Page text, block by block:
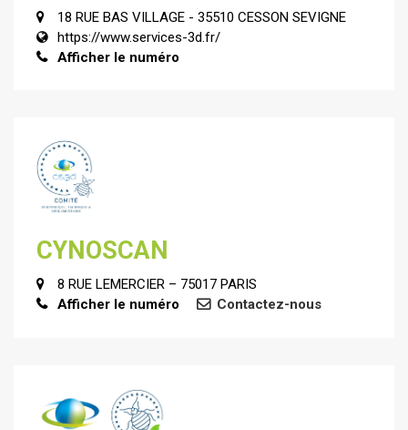
18 RUE BAS VILLAGE - 35510 CESSON SEVIGNE
https://www.services-3d.fr/
Afficher le numéro
CYNOSCAN
8 RUE LEMERCIER – 75017 PARIS
Afficher le numéro
Contactez-nous